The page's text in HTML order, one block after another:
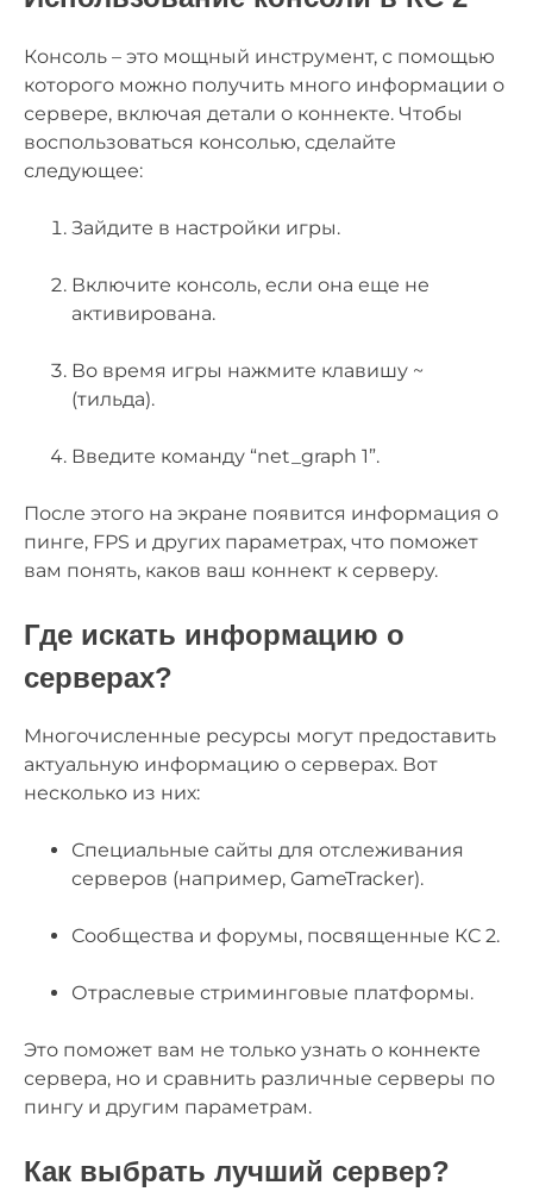
Консоль – это мощный инструмент, с помощью
которого можно получить много информации о
сервере, включая детали о коннекте. Чтобы
воспользоваться консолью, сделайте
следующее:
Зайдите в настройки игры.
Включите консоль, если она еще не
активирована.
Во время игры нажмите клавишу ~
(тильда).
Введите команду “net_graph 1”.
После этого на экране появится информация о
пинге, FPS и других параметрах, что поможет
вам понять, каков ваш коннект к серверу.
Где искать информацию о
серверах?
Многочисленные ресурсы могут предоставить
актуальную информацию о серверах. Вот
несколько из них:
Специальные сайты для отслеживания
серверов (например, GameTracker).
Сообщества и форумы, посвященные КС 2.
Отраслевые стриминговые платформы.
Это поможет вам не только узнать о коннекте
сервера, но и сравнить различные серверы по
пингу и другим параметрам.
Как выбрать лучший сервер?